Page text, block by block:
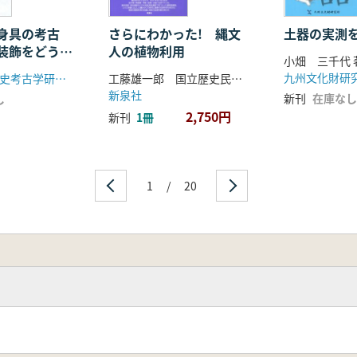
具の考古
をどうと
集
早稲田大学先史考古学研究所
さらにわかった! 縄文
人の植物利用
工藤雄一郎 国立歴史民俗博物館 編
新泉社
新刊 1冊 2,750円
土器の実測
小畑 三千代
九州文化財研
新刊 在庫なし
1 / 20